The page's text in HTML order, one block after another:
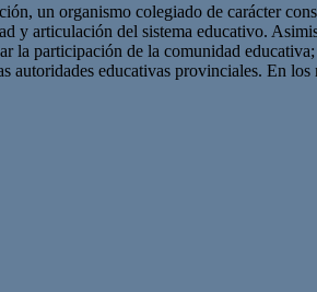
un organismo colegiado de carácter
articulación del sistema educativo.
la participación de la comunidad
autoridades educativas provinciales. En